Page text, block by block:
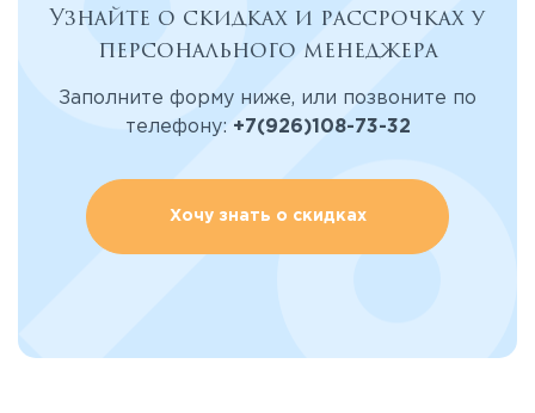
Узнайте о скидках и рассрочках у
персонального менеджера
Заполните форму ниже, или позвоните по
телефону: +7(926)108-73-32
Хочу знать о скидках